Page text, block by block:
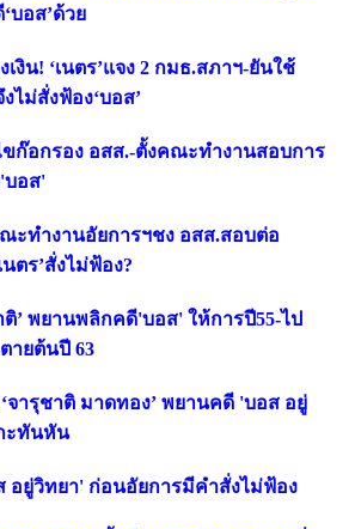
บอส’ด้วย
งิน! ‘เนตร’แจง 2 กมธ.สภาฯ-ยันใช้
ไม่สั่งฟ้อง‘บอส’
ขก๊อกรอง อสส.-ตั้งคณะทำงานสอบการ
บอส'
ะทำงานอัยการฯชง อสส.สอบต่อ
นตร’สั่งไม่ฟ้อง?
ติ’ พยานพลิกคดี'บอส' ให้การปี55-ไป
ายต้นปี 63
จารุชาติ มาดทอง’ พยานคดี 'บอส อยู่
ะทันหัน
อยู่วิทยา' ก่อนอัยการมีคำสั่งไม่ฟ้อง